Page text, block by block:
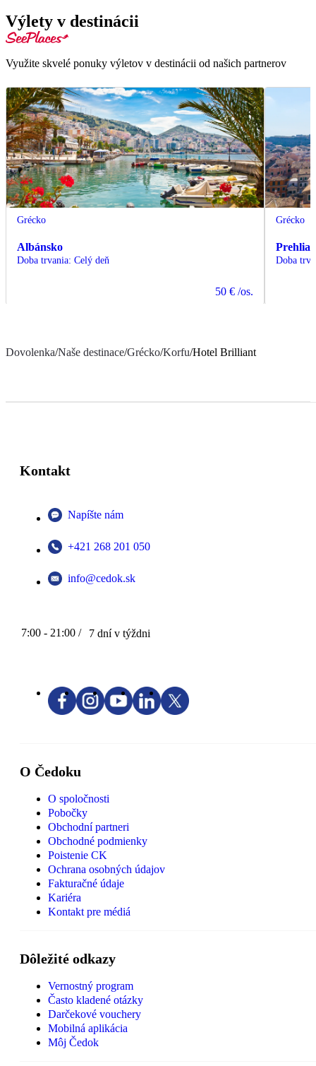
Výlety v destinácii
Využite skvelé ponuky výletov v destinácii od našich partnerov
Grécko
Albánsko
Doba trvania: Celý deň
50 € /os.
Grécko
Doba
Dovolenka/Naše destinace/Grécko/Korfu/Hotel Brilliant
Kontakt
Napíšte nám
+421 268 201 050
info@cedok.sk
7:00 - 21:00 / 7 dní v týždni
O Čedoku
O spoločnosti
Pobočky
Obchodní partneri
Obchodné podmienky
Poistenie CK
Ochrana osobných údajov
Fakturačné údaje
Kariéra
Kontakt pre médiá
Dôležité odkazy
Vernostný program
Často kladené otázky
Darčekové vouchery
Mobilná aplikácia
Môj Čedok